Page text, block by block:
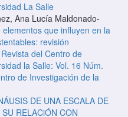
La Salle
Ana Lucía Maldonado-
elementos que influyen en la
revisión
Revista del Centro de
la Salle: Vol. 16 Núm.
de Investigación de la
DE UNA ESCALA DE
RELACiÓN CON